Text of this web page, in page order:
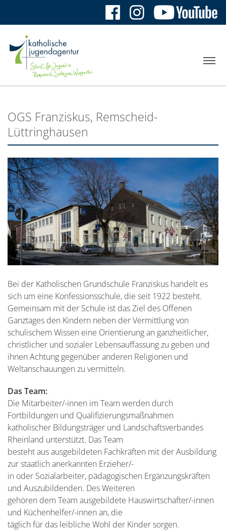
OGS Franziskus, Remscheid-
Lüttringhausen
Bei der Katholischen Grundschule Franziskus handelt es
sich um eine Konfessionsschule, die seit 1922 besteht.
Gemeinsam mit der Schule ist das Ziel des Offenen
Ganztages den Kindern neben der Vermittlung von
schulischem Wissen eine Orientierung an ganzheitlicher,
christlicher und sozialer Lebensauffassung zu geben und
ihnen Achtung gegenüber anderen Religionen und
Weltanschauungen zu vermitteln.
Das Team:
Die Mitarbeiter/-innen im Team werden durch
Fortbildungen und Qualifizierungsmaßnahmen
katholischer Bildungsträger und Landschaftsverbandes
Rheinland unterstützt. Das Team
besteht aus ausgebildeten Fachkräften mit der Ausbildung
zur staatlich anerkannten Erzieher/-
in oder Sozialarbeiter, pädagogischen Ergänzungskräften
und Auszubildenden. Des Weiteren
gehören dem Team ausgebildete Hauswirtschafter/-innen
und Küchenhelfer/-innen an, die
täglich für das leibliche Wohl der Kinder sorgen.